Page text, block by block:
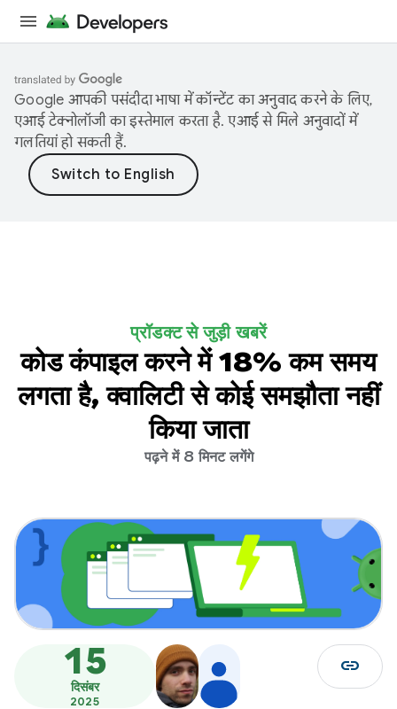
Google आपकी पसंदीदा भाषा में कॉन्टेंट का अनुवाद करने के लिए,
एआई टेक्नोलॉजी का इस्तेमाल करता है. एआई से मिले अनुवादों में
गलतियां हो सकती हैं.
प्रॉडक्ट से जुड़ी खबरें
कोड कंपाइल करने में 18% कम समय
लगता है, क्वालिटी से कोई समझौता नहीं
किया जाता
पढ़ने में 8 मिनट लगेंगे
15
दिसंबर
2025
link